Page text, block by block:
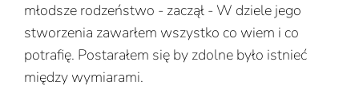
młodsze rodzeństwo - zaczął - W dziele jego
stworzenia zawarłem wszystko co wiem i co
potrafię. Postarałem się by zdolne było istnieć
między wymiarami.